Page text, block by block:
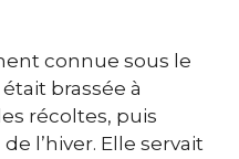
connue sous le
était brassée à
récoltes, puis
l’hiver. Elle servait